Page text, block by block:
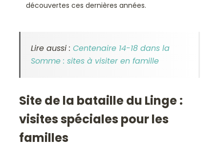
découvertes ces dernières années.
Lire aussi :Centenaire 14-18 dans la
Somme : sites à visiter en famille
Site de la bataille du Linge :
visites spéciales pour les
familles